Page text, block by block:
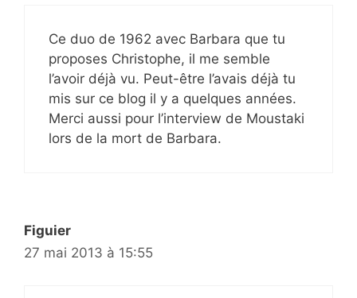
Ce duo de 1962 avec Barbara que tu
proposes Christophe, il me semble
l’avoir déjà vu. Peut-être l’avais déjà tu
mis sur ce blog il y a quelques années.
Merci aussi pour l’interview de Moustaki
lors de la mort de Barbara.
Figuier
27 mai 2013 à 15:55